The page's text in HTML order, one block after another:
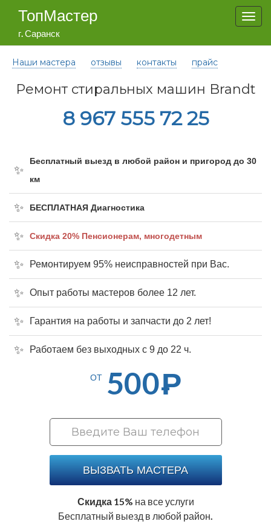
ТопМастер
г. Саранск
Наши мастера отзывы контакты прайс
Ремонт стиральных машин Brandt
8 967 555 72 25
Бесплатный выезд в любой район и пригород до 30
км
БЕСПЛАТНАЯ Диагностика
Cкидка 20% Пенсионерам, многодетным
Ремонтируем 95% неисправностей при Вас.
Опыт работы мастеров более 12 лет.
Гарантия на работы и запчасти до 2 лет!
Работаем без выходных с 9 до 22 ч.
ОТ 500Р
ВЫЗВАТЬ МАСТЕРА
Скидка 15% на все услуги
Бесплатный выезд в любой район.